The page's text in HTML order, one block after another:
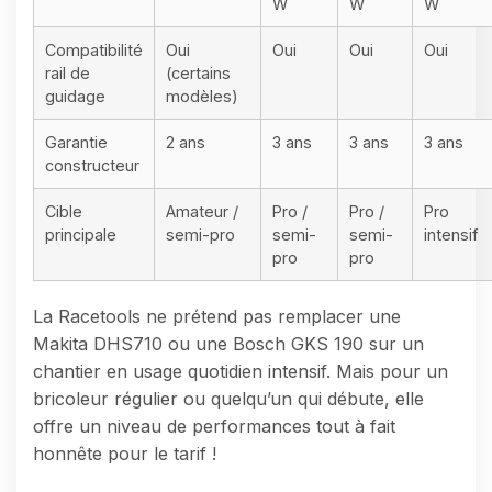
Compatibilité
rail de
guidage
Oui
(certains
modèles)
Oui Oui Oui
Garantie
constructeur
2 ans 3 ans 3 ans 3 ans
Cible
principale
Amateur /
semi-pro
Pro /
semi-
pro
Pro /
semi-
pro
Pro
intensif
La Racetools ne prétend pas remplacer une
Makita DHS710 ou une Bosch GKS 190 sur un
chantier en usage quotidien intensif. Mais pour un
bricoleur régulier ou quelqu’un qui débute, elle
offre un niveau de performances tout à fait
honnête pour le tarif !